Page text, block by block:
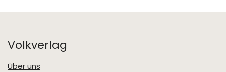
Volkverlag
Über uns